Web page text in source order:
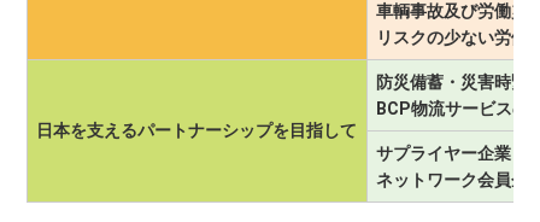
車輌事故及び労働災
リスクの少ない労働
日本を支えるパートナーシップを目指して
防災備蓄・災害時緊
BCP物流サービスの
サプライヤー企業と
ネットワーク会員企